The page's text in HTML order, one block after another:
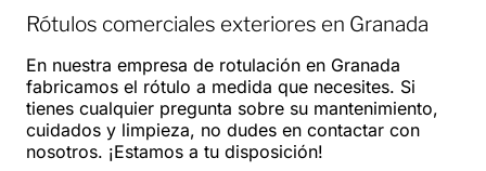
Rótulos comerciales exteriores en Granada
En nuestra empresa de rotulación en Granada
fabricamos el rótulo a medida que necesites. Si
tienes cualquier pregunta sobre su mantenimiento,
cuidados y limpieza, no dudes en contactar con
nosotros. ¡Estamos a tu disposición!